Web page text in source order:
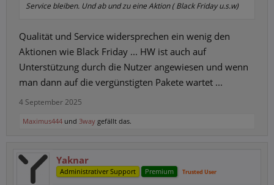
Service bleiben. Und ab und zu eine Aktion ( Black Friday u.s.w)
Qualität und Service widersprechen ein wenig den
Aktionen wie Black Friday ... HW ist auch auf
Unterstützung durch die Nutzer angewiesen und wenn
man dann auf die vergünstigten Pakete wartet ...
4 September 2025
Maximus444 und 3way gefällt das.
Yaknar
Administrativer Support Premium Trusted User